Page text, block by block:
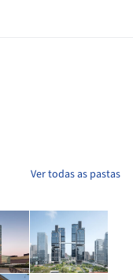
Ver todas as pastas